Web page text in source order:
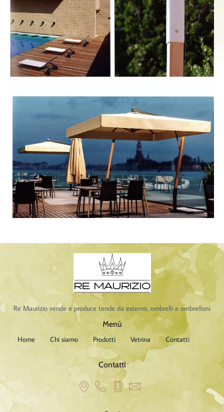
Re Maurizio vende e produce tende da esterno, ombrelli e ombrelloni.
Menù
Home
Chi siamo Prodotti Vetrina Contatti
Contatti